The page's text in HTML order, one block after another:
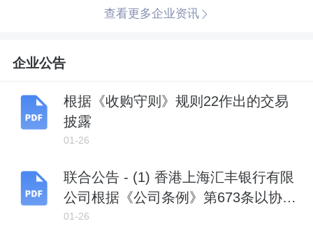
查看更多企业资讯
企业公告
根据《收购守则》规则22作出的交易
披露
01-26
联合公告 - (1) 香港上海汇丰银行有限
公司根据《公司条例》第673条以协议
安排方式将恒生银行有限公司私有化
01-26